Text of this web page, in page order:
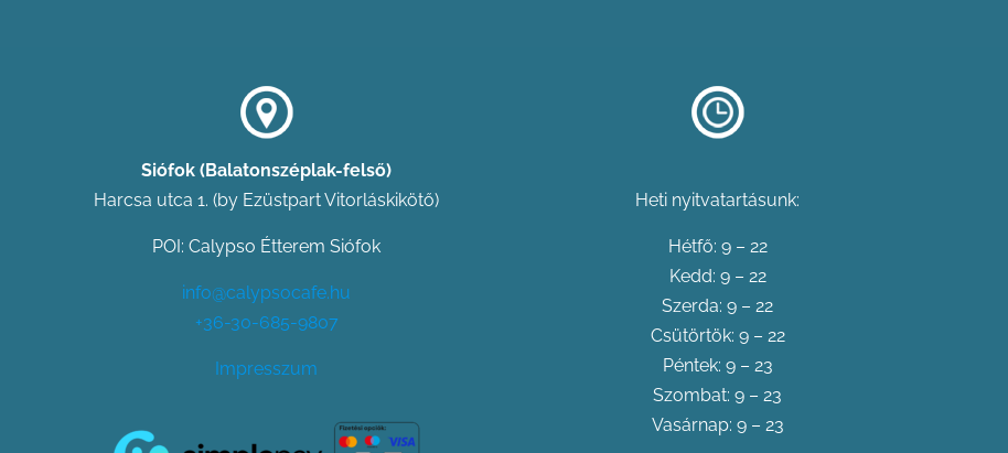
Siófok (Balatonszéplak-felső)
Harcsa utca 1. (by Ezüstpart Vitorláskikötő)
POI: Calypso Étterem Siófok
info@calypsocafe.hu
+36-30-685-9807
Impresszum
Heti nyitvatartásunk:
Hétfő: 9 – 22
Kedd: 9 – 22
Szerda: 9 – 22
Csütörtök: 9 – 22
Péntek: 9 – 23
Szombat: 9 – 23
Vasárnap: 9 – 23